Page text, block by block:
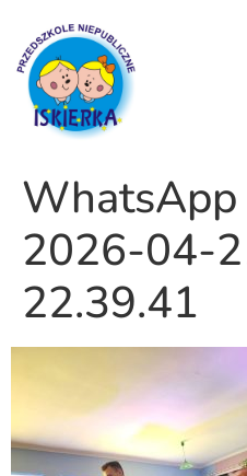
WhatsApp
2026-04-
22.39.41